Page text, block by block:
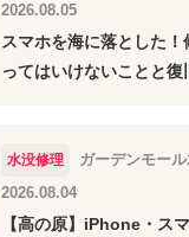
2026.08.05
スマホを海に落とした
ってはいけないことと復
水没修理
ガーデンモー
2026.08.04
【高の原】iPhone・ス